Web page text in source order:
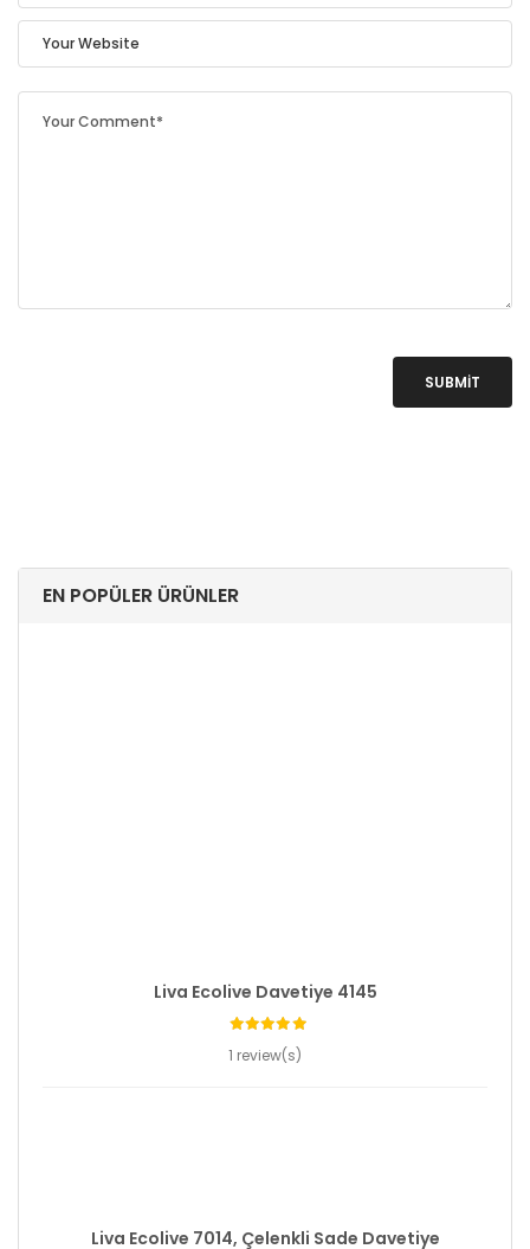
SUBMIT
EN POPÜLER ÜRÜNLER
Liva Ecolive Davetiye 4145
1 review(s)
Liva Ecolive 7014, Çelenkli Sade Davetiye